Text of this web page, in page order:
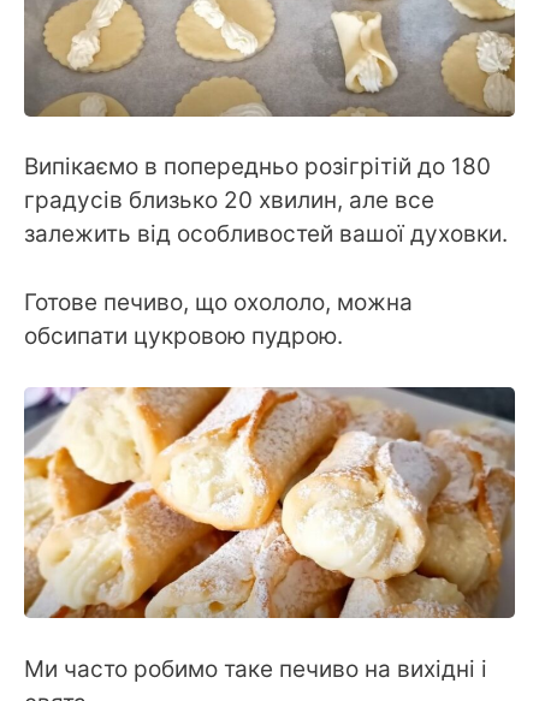
Випікаємо в попередньо розігрітій до 180
градусів близько 20 хвилин, але все
залежить від особливостей вашої духовки.
Готове печиво, що охололо, можна
обсипати цукровою пудрою.
Ми часто робимо таке печиво на вихідні і